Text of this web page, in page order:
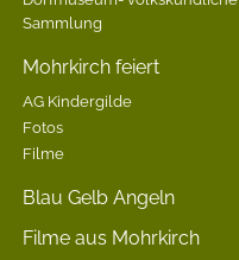
Sammlung
Mohrkirch feiert
AG Kindergilde
Fotos
Filme
Blau Gelb Angeln
Filme aus Mohrkirch